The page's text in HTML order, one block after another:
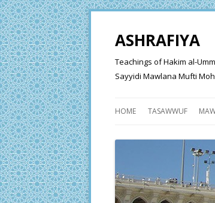
ASHRAFIYA
Teachings of Hakim al-
Sayyidi Mawlana Mufti
HOME TASAWWUF